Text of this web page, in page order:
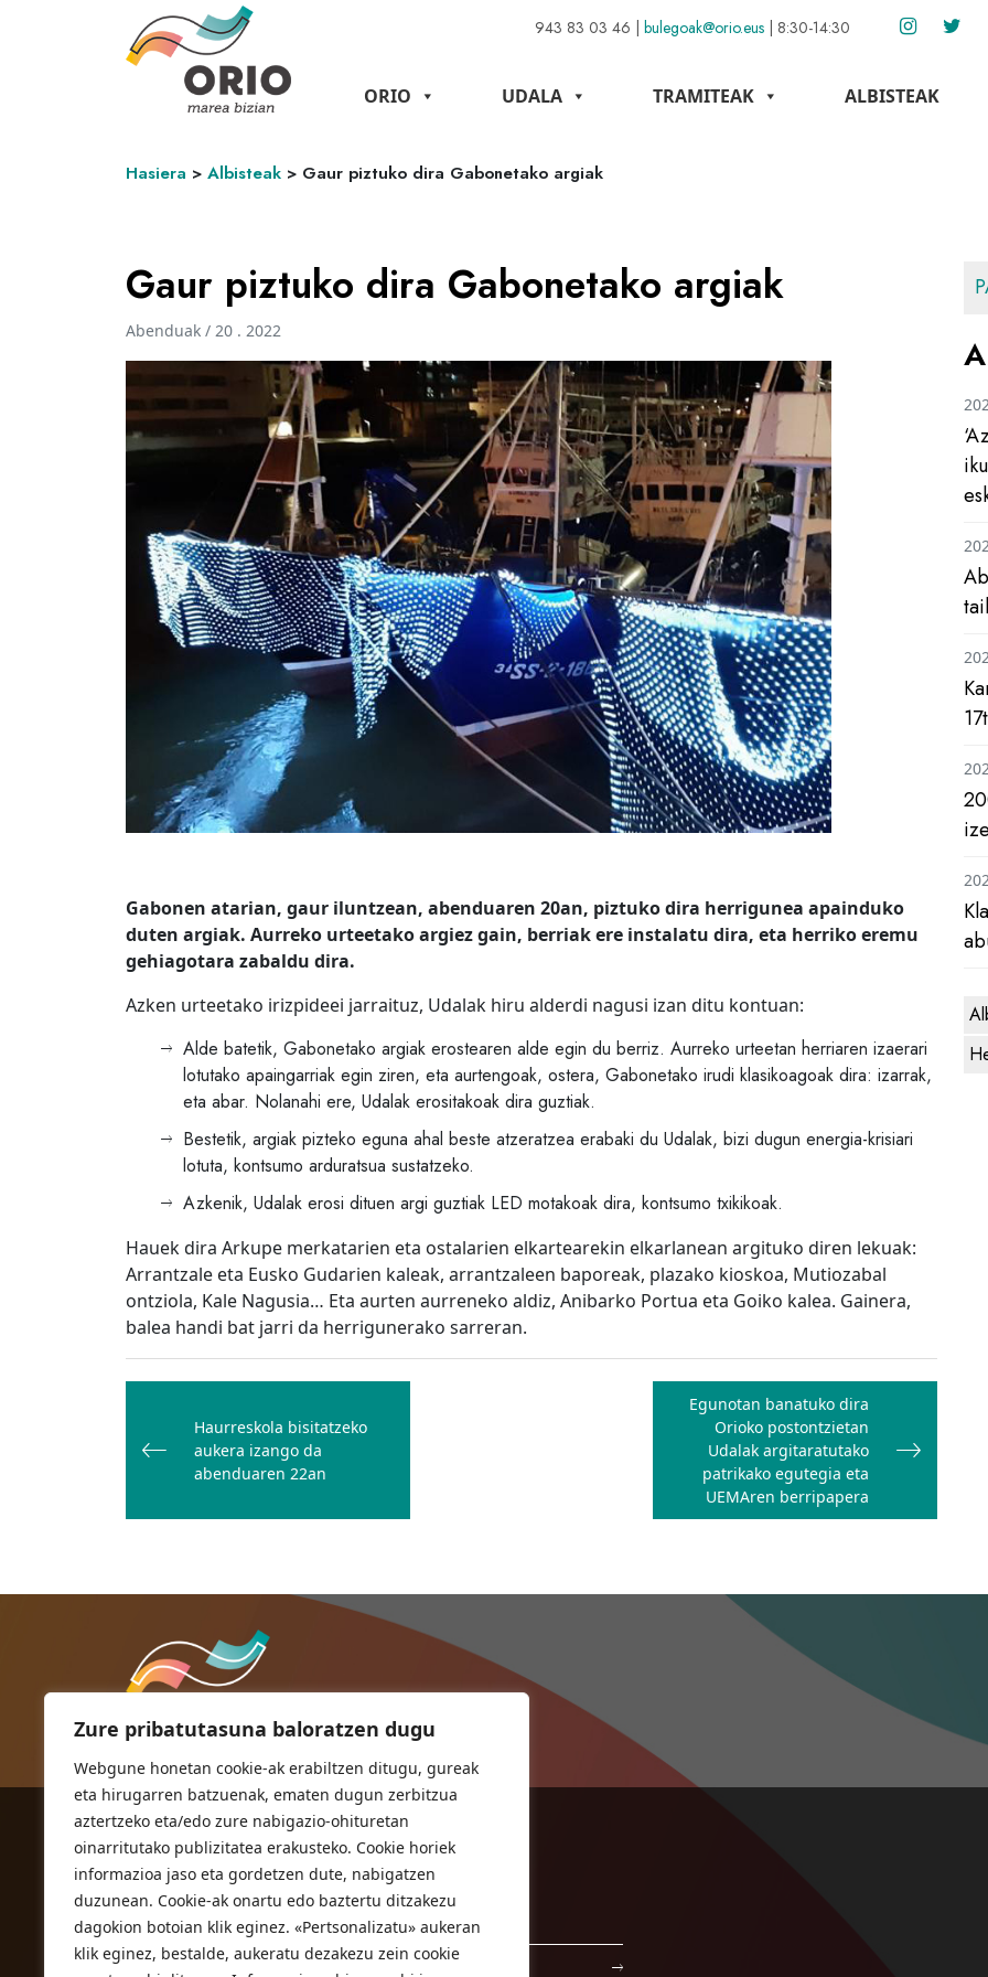
Zure pribatutasuna baloratzen dugu
Webgune honetan cookie-ak erabiltzen ditugu, gureak
eta hirugarren batzuenak, ematen dugun zerbitzua
aztertzeko eta/edo zure nabigazio-ohituretan
oinarritutako publizitatea erakusteko. Cookie horiek
informazioa jaso eta gordetzen dute, nabigatzen
duzunean. Cookie-ak onartu edo baztertu ditzakezu
dagokion botoian klik eginez. «Pertsonalizatu» aukeran
klik eginez, bestalde, aukeratu dezakezu zein cookie
943 83 03 46 | bulegoak@orio.eus | 8:30-14:30
ORIO UDALA TRAMITEAK ALBISTEAK
Hasiera > Albisteak > Gaur piztuko dira Gabonetako argiak
Gaur piztuko dira Gabonetako argiak
Abenduak / 20 . 2022
Gabonen atarian, gaur iluntzean, abenduaren 20an, piztuko dira herrigunea apainduko
duten argiak. Aurreko urteetako argiez gain, berriak ere instalatu dira, eta herriko eremu
gehiagotara zabaldu dira.
Azken urteetako irizpideei jarraituz, Udalak hiru alderdi nagusi izan ditu kontuan:
Alde batetik, Gabonetako argiak erostearen alde egin du berriz. Aurreko urteetan herriaren izaerari
lotutako apaingarriak egin ziren, eta aurtengoak, ostera, Gabonetako irudi klasikoagoak dira: izarrak,
eta abar. Nolanahi ere, Udalak erositakoak dira guztiak.
Bestetik, argiak pizteko eguna ahal beste atzeratzea erabaki du Udalak, bizi dugun energia-krisiari
lotuta, kontsumo arduratsua sustatzeko.
Azkenik, Udalak erosi dituen argi guztiak LED motakoak dira, kontsumo txikikoak.
Hauek dira Arkupe merkatarien eta ostalarien elkartearekin elkarlanean argituko diren lekuak:
Arrantzale eta Eusko Gudarien kaleak, arrantzaleen baporeak, plazako kioskoa, Mutiozabal
ontziola, Kale Nagusia… Eta aurten aurreneko aldiz, Anibarko Portua eta Goiko kalea. Gainera,
balea handi bat jarri da herrigunerako sarreran.
Bidalketetan
zehar
nabigatu
Haurreskola bisitatzeko
aukera izango da
abenduaren 22an
Egunotan banatuko dira
Orioko postontzietan
Udalak argitaratutako
patrikako egutegia eta
UEMAren berripapera
ORIOKO UDALA
Herriko plaza,1
20810 Orio (Gipuzkoa)
T. 943 83 03 46
bulegoak@orio.eus